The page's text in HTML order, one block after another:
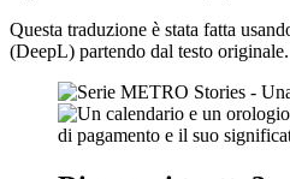
Questa traduzione è stata fatta
(DeepL) partendo dal testo originale.